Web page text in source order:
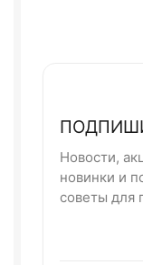
Новости,
новинки и
советы для